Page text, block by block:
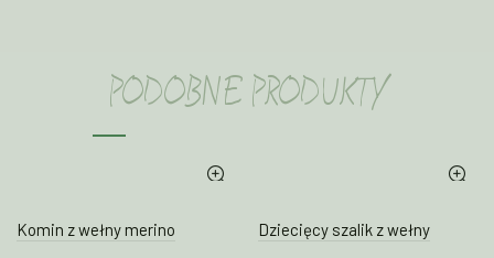
PODOBNE PRODUKTY
Komin z wełny merino Dziecięcy szalik z wełny